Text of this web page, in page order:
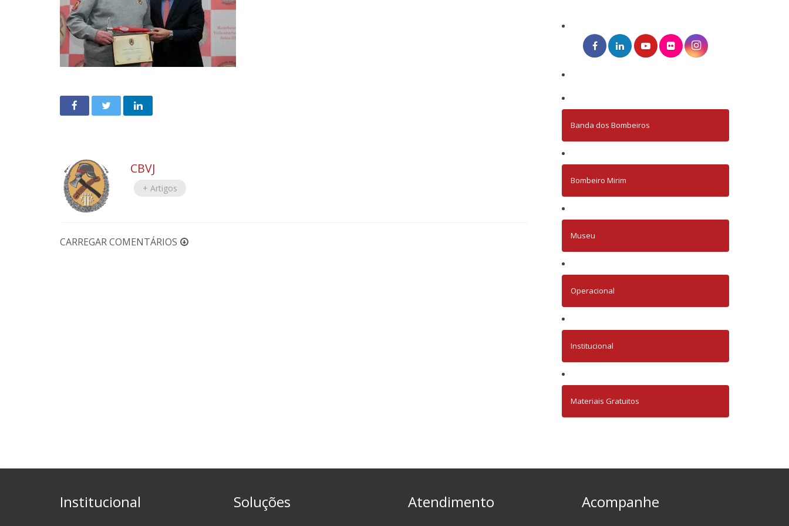
CBVJ
+ Artigos
CARREGAR COMENTÁRIOS
Banda dos Bombeiros
Bombeiro Mirim
Museu
Operacional
Institucional
Materiais Gratuitos
Institucional Soluções Atendimento Acompanhe